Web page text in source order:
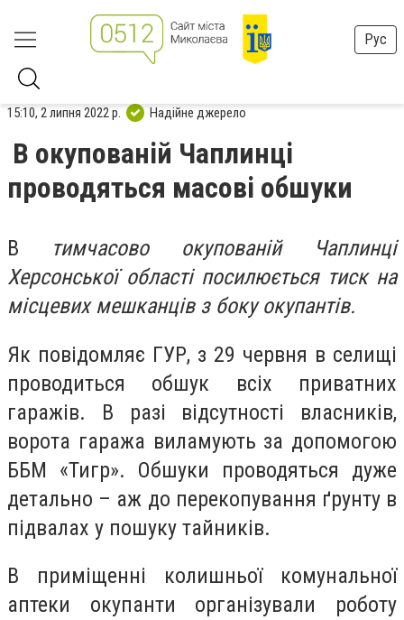
Рус
15:10, 2 липня 2022 р. Надійне джерело
В окупованій Чаплинці
проводяться масові обшуки
​В тимчасово окупованій Чаплинці
Херсонської області посилюється тиск на
місцевих мешканців з боку окупантів.
Як повідомляє ГУР, з 29 червня в селищі
проводиться обшук всіх приватних
гаражів. В разі відсутності власників,
ворота гаража виламують за допомогою
ББМ «Тигр». Обшуки проводяться дуже
детально – аж до перекопування ґрунту в
підвалах у пошуку тайників.
В приміщенні колишньої комунальної
аптеки окупанти організували роботу